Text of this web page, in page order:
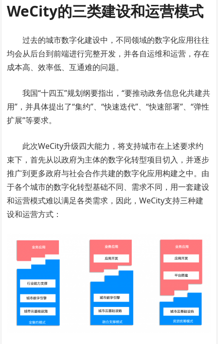
WeCity的三类建设和运营模式
过去的城市数字化建设中，不同领域的数字化应用往往
均会从后台到前端进行完整开发，并各自运维和运营，存在
成本高、效率低、互通难的问题。
我国“十四五”规划纲要指出，“要推动政务信息化共建共
用”，并具体提出了“集约”、“快速迭代”、“快速部署”、“弹性
扩展”等要求。
此次WeCity升级四大能力，将支持城市在上述要求约
束下，首先从以政府为主体的数字化转型项目切入，并逐步
推广到更多政府与社会合作共建的数字化应用构建之中。由
于各个城市的数字化转型基础不同、需求不同，用一套建设
和运营模式难以满足各类需求，因此，WeCity支持三种建
设和运营方式：